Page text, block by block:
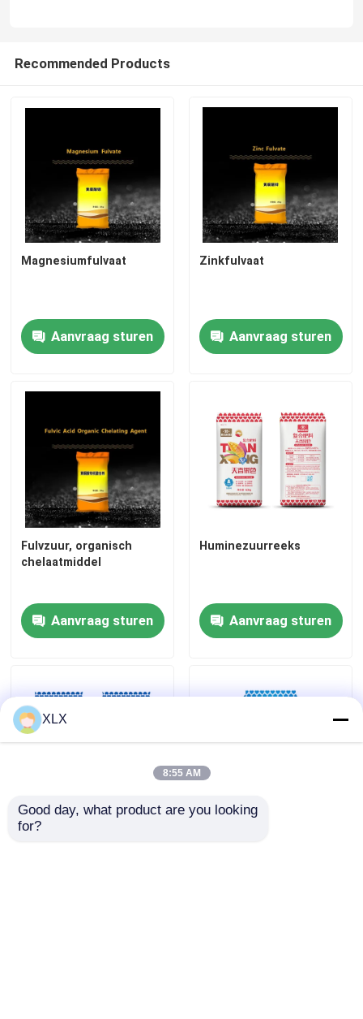
Calcium-ammoniumnitraat (CAN)
Bio-methanol
Automobielrangureum
Furfurylalcohol
Humusachtig zuur
Recommended Products
Magnesiumfulvaat
Aanvraag sturen
Zinkfulvaat
Aanvraag sturen
Fulvzuur, organisch
chelaatmiddel
Aanvraag sturen
Huminezuurreeks
Aanvraag sturen
Verliesbeheersreeks
XLX
8:55 AM
Good day, what product are you looking
for?